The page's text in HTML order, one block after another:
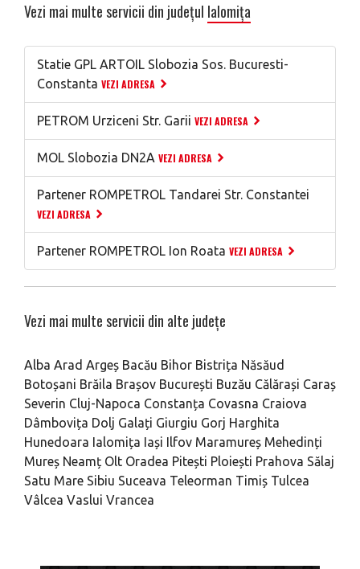
Vezi mai multe servicii din județul Ialomița
Statie GPL ARTOIL Slobozia Sos. Bucuresti-
Constanta VEZI ADRESA
PETROM Urziceni Str. Garii VEZI ADRESA
MOL Slobozia DN2A VEZI ADRESA
Partener ROMPETROL Tandarei Str. Constantei
VEZI ADRESA
Partener ROMPETROL Ion Roata VEZI ADRESA
Vezi mai multe servicii din alte județe
Alba Arad Argeș Bacău Bihor Bistrița Năsăud
Botoșani Brăila Brașov București Buzău Călărași Caraș
Severin Cluj-Napoca Constanța Covasna Craiova
Dâmbovița Dolj Galați Giurgiu Gorj Harghita
Hunedoara Ialomița Iași Ilfov Maramureș Mehedinți
Mureș Neamț Olt Oradea Pitești Ploiești Prahova Sălaj
Satu Mare Sibiu Suceava Teleorman Timiș Tulcea
Vâlcea Vaslui Vrancea